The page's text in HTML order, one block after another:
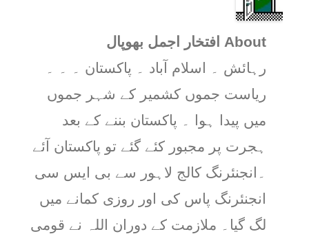
About افتخار اجمل بھوپال
رہائش ۔ اسلام آباد ۔ پاکستان ۔ ۔ ۔
ریاست جموں کشمیر کے شہر جموں
میں پیدا ہوا ۔ پاکستان بننے کے بعد
ہجرت پر مجبور کئے گئے تو پاکستان آئے
۔انجنئرنگ کالج لاہور سے بی ایس سی
انجنئرنگ پاس کی اور روزی کمانے میں
لگ گیا۔ ملازمت کے دوران اللہ نے قومی